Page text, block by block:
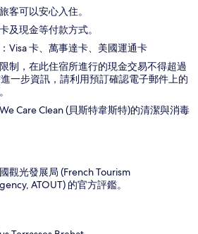
客可以安心入住。
及現金等付款方式。
Visa 卡、萬事達卡、美國運通卡
制，在此住宿所進行的現金交易不得超過
一步資訊，請利用預訂確認電子郵件上的
Care Clean (貝斯特韋斯特)的清潔與消毒
觀光發展局 (French Tourism
ATOUT) 的官方評鑑。